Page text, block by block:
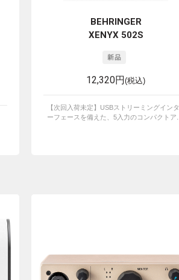
BEHRINGER
XENYX 502S
12,320円(税込)
【次回入荷未定】USBストリーミングインタ
ーフェースを備えた、5入力のコンパクトア...